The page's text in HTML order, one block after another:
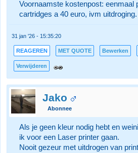
Voornaamste kostenpost: eenmaal
cartridges a 40 euro, ivm uitdroging.
31 jan '26 - 15:35:20
REAGEREN MET QUOTE Bewerken
Verwijderen
Jako
Abonnee
Als je geen kleur nodig hebt en
ik voor een Laser printer gaan.
Nooit gezeur met uitdrogen van